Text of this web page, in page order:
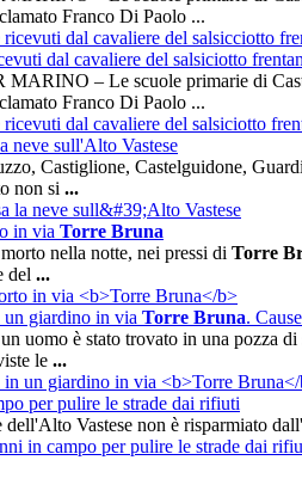
Franco Di Paolo ...
dal cavaliere del salsiciotto
– Le scuole primarie di
Franco Di Paolo ...
neve sull'Alto Vastese
Castiglione, Castelguidone,
non si ...
in via Torre Bruna
nella notte, nei pressi di Torre
del ...
giardino in via Torre Bruna.
uomo è stato trovato in una pozza
le ...
per pulire le strade dai rifiuti
dell'Alto Vastese non è risparmiato